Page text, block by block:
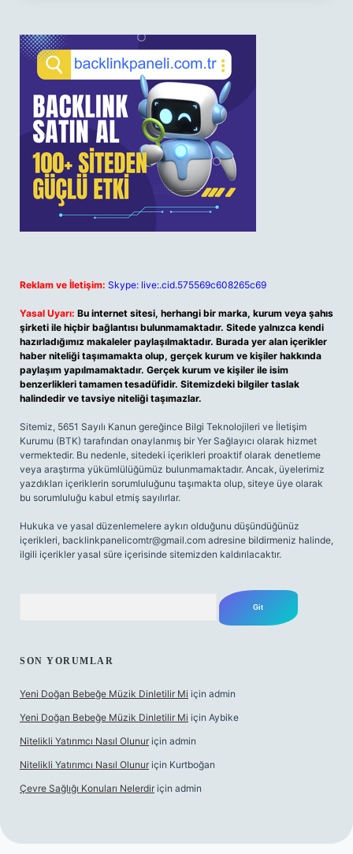
Reklam ve İletişim: Skype: live:.cid.575569c608265c69
Yasal Uyarı: Bu internet sitesi, herhangi bir marka, kurum veya şahıs
şirketi ile hiçbir bağlantısı bulunmamaktadır. Sitede yalnızca kendi
hazırladığımız makaleler paylaşılmaktadır. Burada yer alan içerikler
haber niteliği taşımamakta olup, gerçek kurum ve kişiler hakkında
paylaşım yapılmamaktadır. Gerçek kurum ve kişiler ile isim
benzerlikleri tamamen tesadüfidir. Sitemizdeki bilgiler taslak
halindedir ve tavsiye niteliği taşımazlar.
Sitemiz, 5651 Sayılı Kanun gereğince Bilgi Teknolojileri ve İletişim
Kurumu (BTK) tarafından onaylanmış bir Yer Sağlayıcı olarak hizmet
vermektedir. Bu nedenle, sitedeki içerikleri proaktif olarak denetleme
veya araştırma yükümlülüğümüz bulunmamaktadır. Ancak, üyelerimiz
yazdıkları içeriklerin sorumluluğunu taşımakta olup, siteye üye olarak
bu sorumluluğu kabul etmiş sayılırlar.
Hukuka ve yasal düzenlemelere aykırı olduğunu düşündüğünüz
içerikleri, backlinkpanelicomtr@gmail.com adresine bildirmeniz halinde,
ilgili içerikler yasal süre içerisinde sitemizden kaldırılacaktır.
SON YORUMLAR
Yeni Doğan Bebeğe Müzik Dinletilir Mi için admin
Yeni Doğan Bebeğe Müzik Dinletilir Mi için Aybike
Nitelikli Yatırımcı Nasıl Olunur için admin
Nitelikli Yatırımcı Nasıl Olunur için Kurtboğan
Çevre Sağlığı Konuları Nelerdir için admin